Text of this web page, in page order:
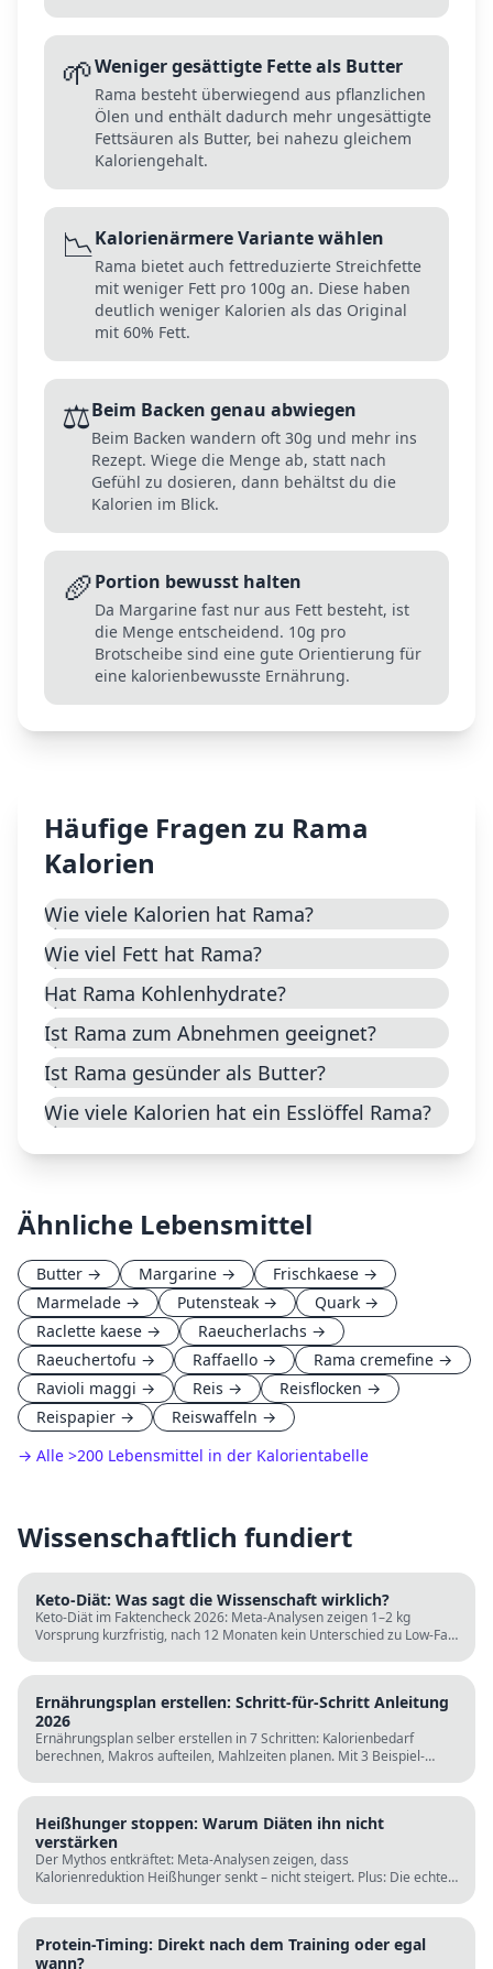
🌱Weniger gesättigte Fette als Butter
Rama besteht überwiegend aus pflanzlichen
Ölen und enthält dadurch mehr ungesättigte
Fettsäuren als Butter, bei nahezu gleichem
Kaloriengehalt.
📉Kalorienärmere Variante wählen
Rama bietet auch fettreduzierte Streichfette
mit weniger Fett pro 100g an. Diese haben
deutlich weniger Kalorien als das Original
mit 60% Fett.
⚖️Beim Backen genau abwiegen
Beim Backen wandern oft 30g und mehr ins
Rezept. Wiege die Menge ab, statt nach
Gefühl zu dosieren, dann behältst du die
Kalorien im Blick.
🥖Portion bewusst halten
Da Margarine fast nur aus Fett besteht, ist
die Menge entscheidend. 10g pro
Brotscheibe sind eine gute Orientierung für
eine kalorienbewusste Ernährung.
Häufige Fragen zu Rama
Kalorien
Wie viele Kalorien hat Rama?
Wie viel Fett hat Rama?
Hat Rama Kohlenhydrate?
Ist Rama zum Abnehmen geeignet?
Ist Rama gesünder als Butter?
Wie viele Kalorien hat ein Esslöffel Rama?
Ähnliche Lebensmittel
Butter → Margarine → Frischkaese →
Marmelade → Putensteak → Quark →
Raclette kaese → Raeucherlachs →
Raeuchertofu → Raffaello → Rama cremefine →
Ravioli maggi → Reis → Reisflocken →
Reispapier → Reiswaffeln →
→ Alle >200 Lebensmittel in der Kalorientabelle
Wissenschaftlich fundiert
Keto-Diät: Was sagt die Wissenschaft wirklich?
Keto-Diät im Faktencheck 2026: Meta-Analysen zeigen 1–2 kg
Vorsprung kurzfristig, nach 12 Monaten kein Unterschied zu Low-Fat.
Ernährungsplan erstellen: Schritt-für-Schritt Anleitung
2026
Ernährungsplan selber erstellen in 7 Schritten: Kalorienbedarf
berechnen, Makros aufteilen, Mahlzeiten planen. Mit 3 Beispiel-
Heißhunger stoppen: Warum Diäten ihn nicht
verstärken
Der Mythos entkräftet: Meta-Analysen zeigen, dass
Kalorienreduktion Heißhunger senkt – nicht steigert. Plus: Die echten
Protein-Timing: Direkt nach dem Training oder egal
wann?